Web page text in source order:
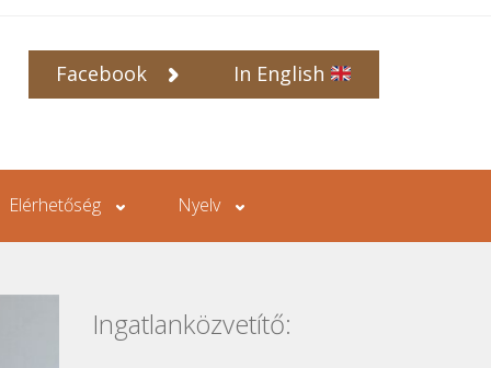
In English
Facebook
Elérhetőség Nyelv
Ingatlanközvetítő: